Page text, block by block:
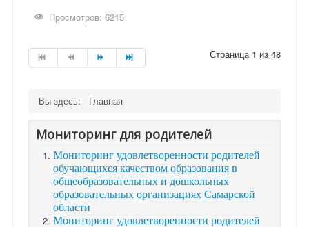
Просмотров: 6215
Страница 1 из 48
Вы здесь: Главная
Мониторинг для родителей
Мониторинг удовлетворенности родителей
обучающихся качеством образования в
общеобразовательных и дошкольных
образовательных организациях Самарской
области
Мониторинг удовлетворенности родителей